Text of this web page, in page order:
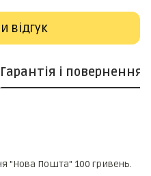
відгук
Гарантія і повернення
"Нова Пошта" 100 гривень.